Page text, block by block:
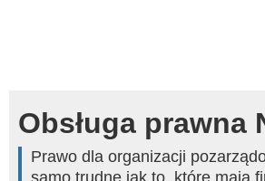
Obsługa prawna
Prawo dla organizacji
samo trudne jak to, które mają